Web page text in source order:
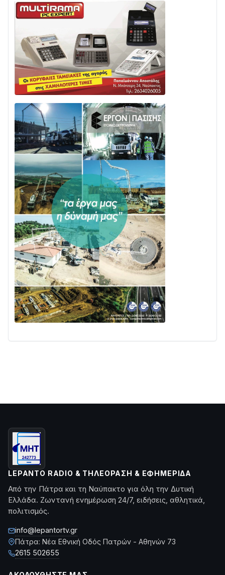
LEPANTO RADIO & ΤΗΛΕΌΡΑΣΗ & ΕΦΗΜΕΡΊΔΑ
Από την Πάτρα και τη Ναύπακτο για όλη την Δυτική
Ελλάδα. Ζωντανή ενημέρωση 24/7, ειδήσεις, αθλητικά,
πολιτισμός.
info@lepantortv.gr
Πάτρα: Νέα Εθνική Οδός Πατρών - Αθηνών 73
2615 502655